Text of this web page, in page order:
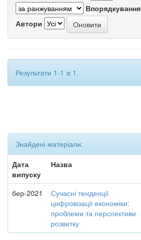
Впорядкування
Автори
Результати 1-1 зі 1.
Знайдені матеріали:
Дата
випуску
Назва
бер-2021
Сучасні тенденції
цифровізації економіки:
проблеми та перспективи
розвитку